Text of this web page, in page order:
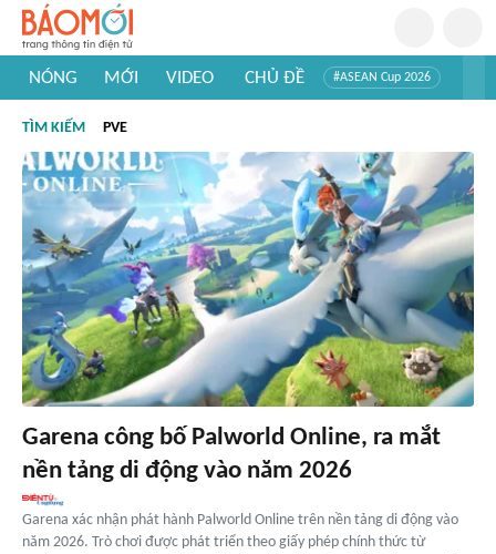
NÓNG MỚI VIDEO CHỦ ĐỀ #ASEAN Cup 2026
#Khám phá thế giới
TÌM KIẾM PVE
Garena công bố Palworld Online, ra mắt
nền tảng di động vào năm 2026
Garena xác nhận phát hành Palworld Online trên nền tảng di động vào
năm 2026. Trò chơi được phát triển theo giấy phép chính thức từ